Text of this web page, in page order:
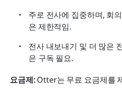
주로 전사에 집중하며, 회
은 제한적임.
전사 내보내기 및 더 많은
은 구독 필요.
요금제: Otter는 무료 요금제를